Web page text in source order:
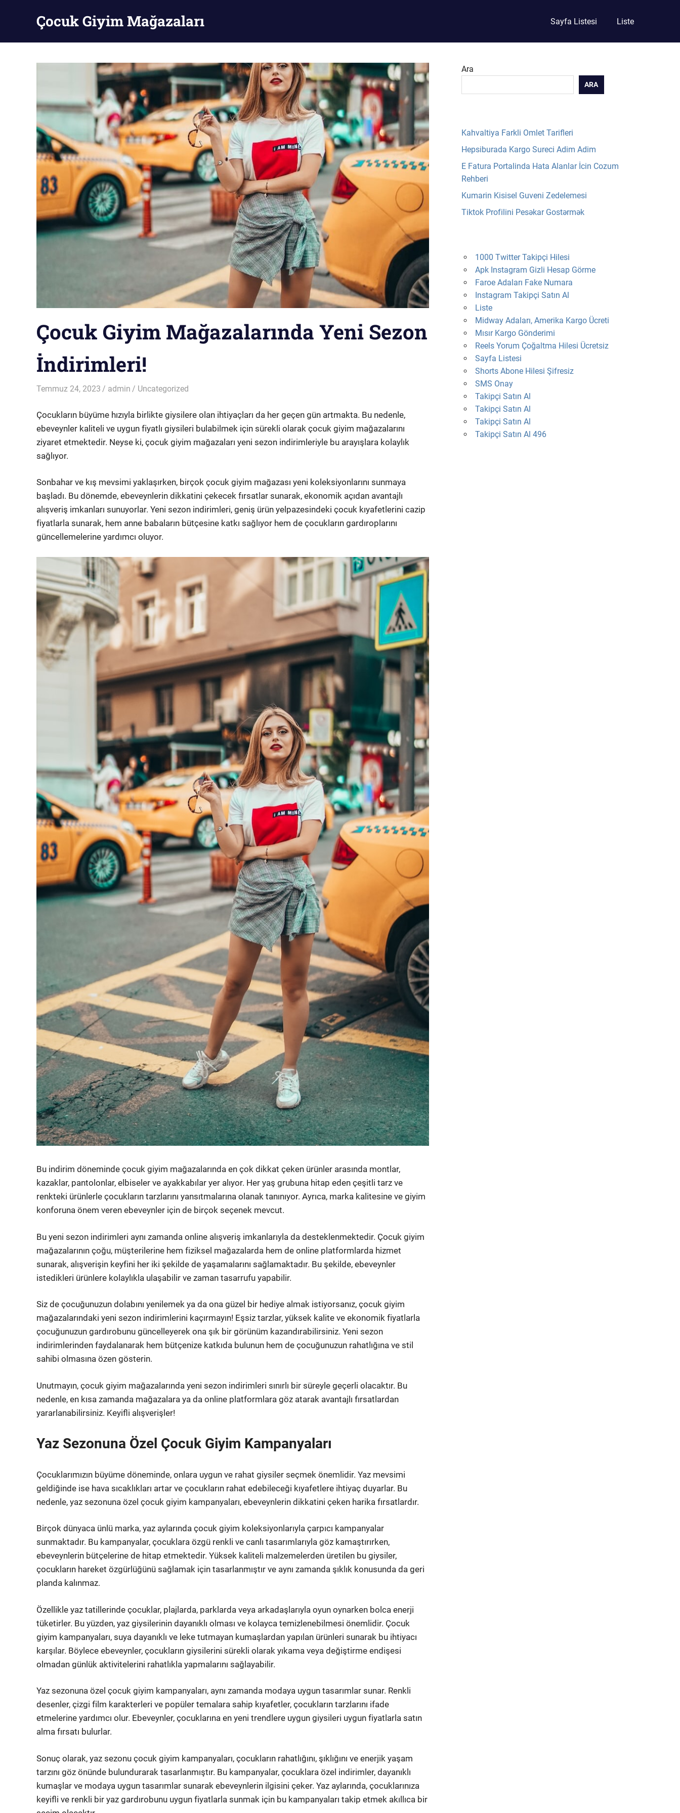
Çocuk Giyim Mağazaları
Mağazaları
Sayfa Listesi Liste
Çocuk Giyim Mağazalarında Yeni Sezon
İndirimleri!
Temmuz 24, 2023 admin Uncategorized
Çocukların büyüme hızıyla birlikte giysilere olan ihtiyaçları da her geçen gün artmakta. Bu nedenle,
ebeveynler kaliteli ve uygun fiyatlı giysileri bulabilmek için sürekli olarak çocuk giyim mağazalarını
ziyaret etmektedir. Neyse ki, çocuk giyim mağazaları yeni sezon indirimleriyle bu arayışlara kolaylık
sağlıyor.
Sonbahar ve kış mevsimi yaklaşırken, birçok çocuk giyim mağazası yeni koleksiyonlarını sunmaya
başladı. Bu dönemde, ebeveynlerin dikkatini çekecek fırsatlar sunarak, ekonomik açıdan avantajlı
alışveriş imkanları sunuyorlar. Yeni sezon indirimleri, geniş ürün yelpazesindeki çocuk kıyafetlerini cazip
fiyatlarla sunarak, hem anne babaların bütçesine katkı sağlıyor hem de çocukların gardıroplarını
güncellemelerine yardımcı oluyor.
Bu indirim döneminde çocuk giyim mağazalarında en çok dikkat çeken ürünler arasında montlar,
kazaklar, pantolonlar, elbiseler ve ayakkabılar yer alıyor. Her yaş grubuna hitap eden çeşitli tarz ve
renkteki ürünlerle çocukların tarzlarını yansıtmalarına olanak tanınıyor. Ayrıca, marka kalitesine ve giyim
konforuna önem veren ebeveynler için de birçok seçenek mevcut.
Bu yeni sezon indirimleri aynı zamanda online alışveriş imkanlarıyla da desteklenmektedir. Çocuk giyim
mağazalarının çoğu, müşterilerine hem fiziksel mağazalarda hem de online platformlarda hizmet
sunarak, alışverişin keyfini her iki şekilde de yaşamalarını sağlamaktadır. Bu şekilde, ebeveynler
istedikleri ürünlere kolaylıkla ulaşabilir ve zaman tasarrufu yapabilir.
Siz de çocuğunuzun dolabını yenilemek ya da ona güzel bir hediye almak istiyorsanız, çocuk giyim
mağazalarındaki yeni sezon indirimlerini kaçırmayın! Eşsiz tarzlar, yüksek kalite ve ekonomik fiyatlarla
çocuğunuzun gardırobunu güncelleyerek ona şık bir görünüm kazandırabilirsiniz. Yeni sezon
indirimlerinden faydalanarak hem bütçenize katkıda bulunun hem de çocuğunuzun rahatlığına ve stil
sahibi olmasına özen gösterin.
Unutmayın, çocuk giyim mağazalarında yeni sezon indirimleri sınırlı bir süreyle geçerli olacaktır. Bu
nedenle, en kısa zamanda mağazalara ya da online platformlara göz atarak avantajlı fırsatlardan
yararlanabilirsiniz. Keyifli alışverişler!
Yaz Sezonuna Özel Çocuk Giyim Kampanyaları
Çocuklarımızın büyüme döneminde, onlara uygun ve rahat giysiler seçmek önemlidir. Yaz mevsimi
geldiğinde ise hava sıcaklıkları artar ve çocukların rahat edebileceği kıyafetlere ihtiyaç duyarlar. Bu
nedenle, yaz sezonuna özel çocuk giyim kampanyaları, ebeveynlerin dikkatini çeken harika fırsatlardır.
Birçok dünyaca ünlü marka, yaz aylarında çocuk giyim koleksiyonlarıyla çarpıcı kampanyalar
sunmaktadır. Bu kampanyalar, çocuklara özgü renkli ve canlı tasarımlarıyla göz kamaştırırken,
ebeveynlerin bütçelerine de hitap etmektedir. Yüksek kaliteli malzemelerden üretilen bu giysiler,
çocukların hareket özgürlüğünü sağlamak için tasarlanmıştır ve aynı zamanda şıklık konusunda da geri
planda kalınmaz.
Özellikle yaz tatillerinde çocuklar, plajlarda, parklarda veya arkadaşlarıyla oyun oynarken bolca enerji
tüketirler. Bu yüzden, yaz giysilerinin dayanıklı olması ve kolayca temizlenebilmesi önemlidir. Çocuk
giyim kampanyaları, suya dayanıklı ve leke tutmayan kumaşlardan yapılan ürünleri sunarak bu ihtiyacı
karşılar. Böylece ebeveynler, çocukların giysilerini sürekli olarak yıkama veya değiştirme endişesi
olmadan günlük aktivitelerini rahatlıkla yapmalarını sağlayabilir.
Yaz sezonuna özel çocuk giyim kampanyaları, aynı zamanda modaya uygun tasarımlar sunar. Renkli
desenler, çizgi film karakterleri ve popüler temalara sahip kıyafetler, çocukların tarzlarını ifade
etmelerine yardımcı olur. Ebeveynler, çocuklarına en yeni trendlere uygun giysileri uygun fiyatlarla satın
alma fırsatı bulurlar.
Sonuç olarak, yaz sezonu çocuk giyim kampanyaları, çocukların rahatlığını, şıklığını ve enerjik yaşam
tarzını göz önünde bulundurarak tasarlanmıştır. Bu kampanyalar, çocuklara özel indirimler, dayanıklı
kumaşlar ve modaya uygun tasarımlar sunarak ebeveynlerin ilgisini çeker. Yaz aylarında, çocuklarınıza
keyifli ve renkli bir yaz gardırobunu uygun fiyatlarla sunmak için bu kampanyaları takip etmek akıllıca bir
Ara
ARA
Kahvaltiya Farkli Omlet Tarifleri
Hepsiburada Kargo Sureci Adim Adim
E Fatura Portalinda Hata Alanlar İcin Cozum
Rehberi
Kumarin Kisisel Guveni Zedelemesi
Tiktok Profilini Pesəkar Gostərmək
1000 Twitter Takipçi Hilesi
Apk Instagram Gizli Hesap Görme
Faroe Adaları Fake Numara
Instagram Takipçi Satın Al
Liste
Midway Adaları, Amerika Kargo Ücreti
Mısır Kargo Gönderimi
Reels Yorum Çoğaltma Hilesi Ücretsiz
Sayfa Listesi
Shorts Abone Hilesi Şifresiz
SMS Onay
Takipçi Satın Al
Takipçi Satın Al
Takipçi Satın Al
Takipçi Satın Al 496